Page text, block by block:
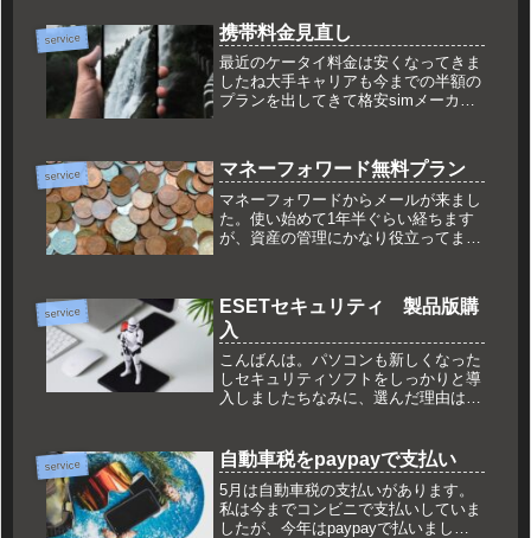
理由がわかってきました。単純に稼ぎ
たいからといった感じで...
service 携帯料金見直し
最近のケータイ料金は安くなってきま
したね大手キャリアも今までの半額の
プランを出してきて格安simメーカー
と安くなってきたかと思う次第であり
ます。せっかく安くなってきたので...
service マネーフォワード無料プラン
マネーフォワードからメールが来まし
た。使い始めて1年半ぐらい経ちます
が、資産の管理にかなり役立ってま
ービス連携上限数の変更のお知らせと
いうものでした。10件 → 4件現在
の...
service
ESETセキュリティ 製品版購
入
こんばんは。パソコンも新しくなった
しセキュリティソフトをしっかりと導
入しましたちなみに、選んだ理由はリ
ころですが体験版セキュリティ強化の
観点から、ネットバンキングにログイ
ン...
service 自動車税をpaypayで支払い
5月は自動車税の支払いがあります。
私は今までコンビニで支払いしていま
したが、今年はpaypayで払いまし